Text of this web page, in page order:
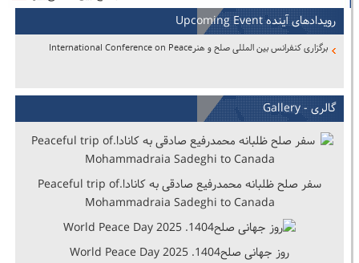
رویدادهای آینده Upcoming Event
برگزاری کنفرانس بین المللی صلح و هنرInternational Conference on Peace
گالری - Gallery
سفر صلح ظلبانه محمدرفیع صادقی به کانادا.Peaceful trip of
Mohammadraia Sadeghi to Canada
روز جهانی صلح1404. World Peace Day 2025